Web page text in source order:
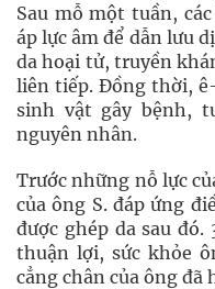
Sau mỗ một tuần,
áp lực âm để dẫn lưu
da hoại tử, truyền
liên tiếp. Đồng thời,
sinh vật gây bệnh,
nguyên nhân.
Trước những nỗ lực
của ông S. đáp ứng
được ghép da sau
thuận lợi, sức khỏe
cẳng chân của ông đã